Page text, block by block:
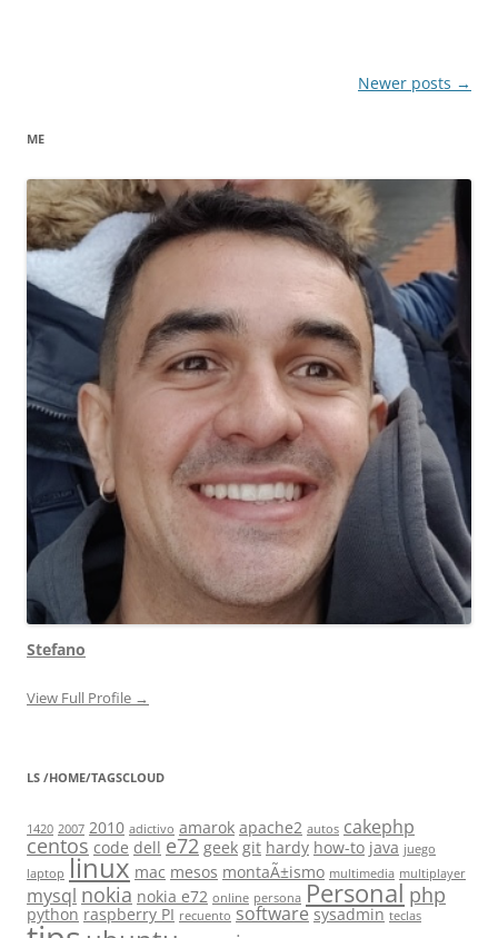
Newer posts →
ME
Stefano
View Full Profile →
LS /HOME/TAGSCLOUD
1420 2007 2010 adictivo amarok apache2 autos cakephp
centos code dell e72 geek git hardy how-to java juego
laptop linux mac mesos montaÃ±ismo multimedia multiplayer
mysql nokia nokia e72 online persona Personal php
python raspberry PI recuento software sysadmin teclas